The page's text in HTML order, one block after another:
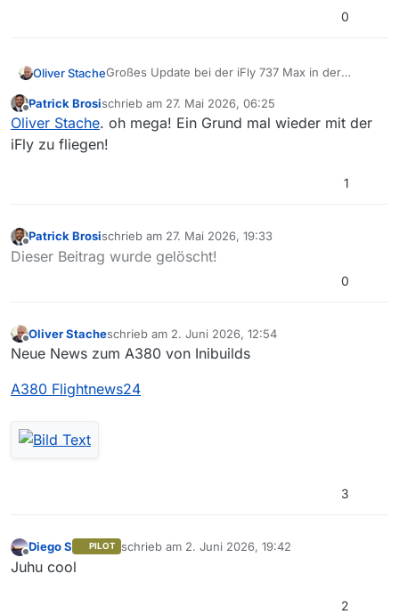
0
Oliver StacheGroßes Update bei der iFly 737 Max in der
iFly 737MAX: SP1 in der finalen Betaphase
Offline
Patrick Brosischrieb am 27. Mai 2026, 06:25
zuletzt editiert von
Oliver Stache. oh mega! Ein Grund mal wieder mit der
iFly zu fliegen!
1
Offline
Patrick Brosischrieb am 27. Mai 2026, 19:33
zuletzt editiert von
Dieser Beitrag wurde gelöscht!
0
Offline
Oliver Stacheschrieb am 2. Juni 2026, 12:54
zuletzt editiert von
Neue News zum A380 von Inibuilds
A380 Flightnews24
3
Offline
Diego S PILOT schrieb am 2. Juni 2026, 19:42
zuletzt editiert von
Juhu cool
2